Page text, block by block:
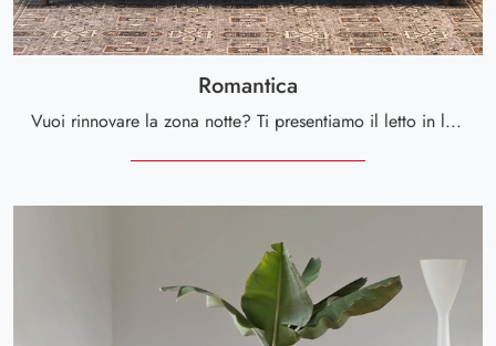
Romantica
Vuoi rinnovare la zona notte? Ti presentiamo il letto in legno Romantica di Arredoclassic per spazi classici.